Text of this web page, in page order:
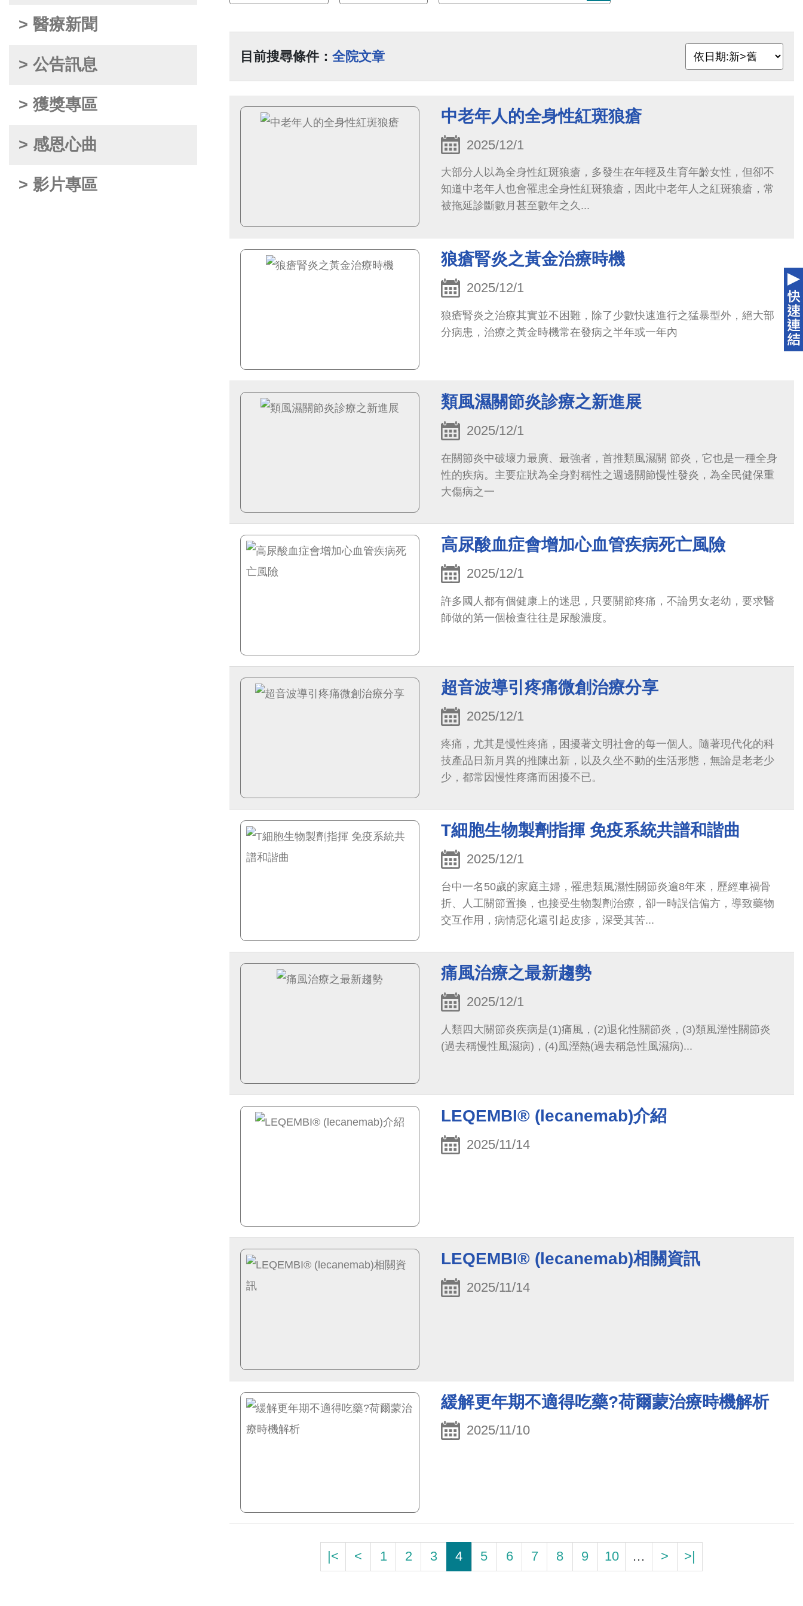
> 醫療新聞
> 公告訊息
> 獲獎專區
> 感恩心曲
> 影片專區
目前搜尋條件： 全院文章
中老年人的全身性紅斑狼瘡
2025/12/1
大部分人以為全身性紅斑狼瘡，多發生在年輕及生育年齡女性，但卻不
知道中老年人也會罹患全身性紅斑狼瘡，因此中老年人之紅斑狼瘡，常
被拖延診斷數月甚至數年之久...
狼瘡腎炎之黃金治療時機
2025/12/1
狼瘡腎炎之治療其實並不困難，除了少數快速進行之猛暴型外，絕大部
分病患，治療之黃金時機常在發病之半年或一年內
類風濕關節炎診療之新進展
2025/12/1
在關節炎中破壞力最廣、最強者，首推類風濕關 節炎，它也是一種全身
性的疾病。主要症狀為全身對稱性之週邊關節慢性發炎，為全民健保重
大傷病之一
高尿酸血症會增加心血管疾病死亡風險
2025/12/1
許多國人都有個健康上的迷思，只要關節疼痛，不論男女老幼，要求醫
師做的第一個檢查往往是尿酸濃度。
超音波導引疼痛微創治療分享
2025/12/1
疼痛，尤其是慢性疼痛，困擾著文明社會的每一個人。隨著現代化的科
技產品日新月異的推陳出新，以及久坐不動的生活形態，無論是老老少
少，都常因慢性疼痛而困擾不已。
T細胞生物製劑指揮 免疫系統共譜和諧曲
2025/12/1
台中一名50歲的家庭主婦，罹患類風濕性關節炎逾8年來，歷經車禍骨
折、人工關節置換，也接受生物製劑治療，卻一時誤信偏方，導致藥物
交互作用，病情惡化還引起皮疹，深受其苦...
痛風治療之最新趨勢
2025/12/1
人類四大關節炎疾病是(1)痛風，(2)退化性關節炎，(3)類風溼性關節炎
(過去稱慢性風濕病)，(4)風溼熱(過去稱急性風濕病)...
LEQEMBI® (lecanemab)介紹
2025/11/14
LEQEMBI® (lecanemab)相關資訊
2025/11/14
緩解更年期不適得吃藥?荷爾蒙治療時機解析
2025/11/10
|< < 1 2 3 4 5 6 7 8 9 10 … > >|